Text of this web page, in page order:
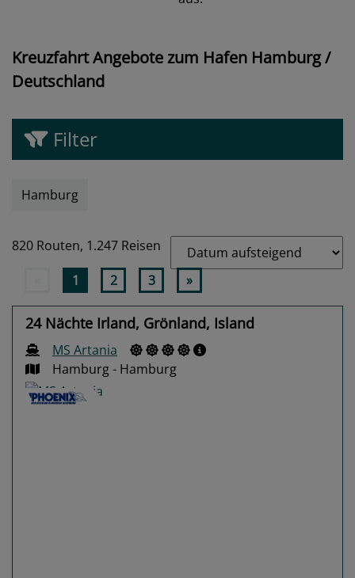
Kreuzfahrt Angebote zum Hafen Hamburg /
Deutschland
Filter
Hamburg
820 Routen, 1.247 Reisen
1 2 3 »
24 Nächte Irland, Grönland, Island
MS Artania
Hamburg - Hamburg